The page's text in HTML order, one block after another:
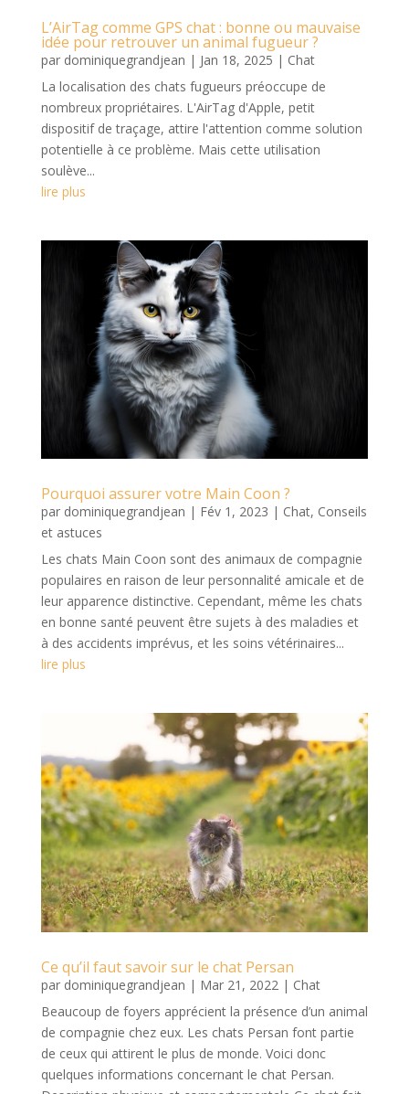
L’AirTag comme GPS chat : bonne ou mauvaise
idée pour retrouver un animal fugueur ?
par dominiquegrandjean | Jan 18, 2025 | Chat
La localisation des chats fugueurs préoccupe de
nombreux propriétaires. L'AirTag d'Apple, petit
dispositif de traçage, attire l'attention comme solution
potentielle à ce problème. Mais cette utilisation
soulève...
lire plus
Pourquoi assurer votre Main Coon ?
par dominiquegrandjean | Fév 1, 2023 | Chat, Conseils
et astuces
Les chats Main Coon sont des animaux de compagnie
populaires en raison de leur personnalité amicale et de
leur apparence distinctive. Cependant, même les chats
en bonne santé peuvent être sujets à des maladies et
à des accidents imprévus, et les soins vétérinaires...
lire plus
Ce qu’il faut savoir sur le chat Persan
par dominiquegrandjean | Mar 21, 2022| Chat
Beaucoup de foyers apprécient la présence d’un animal
de compagnie chez eux. Les chats Persan font partie
de ceux qui attirent le plus de monde. Voici donc
quelques informations concernant le chat Persan.